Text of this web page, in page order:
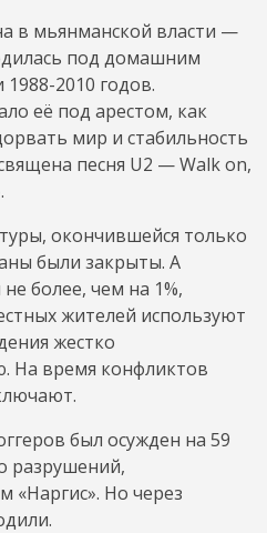
в мьянманской власти —
под домашним
2010 годов.
её под арестом, как
мир и стабильность
песня U2 — Walk on,
окончившейся только
были закрыты. А
более, чем на 1%,
жителей используют
жестко
На время конфликтов
был осужден на 59
разрушений,
«Наргис». Но через